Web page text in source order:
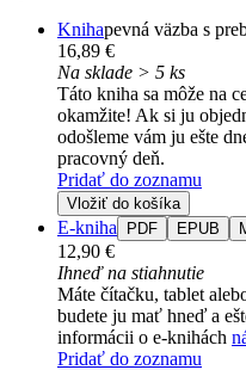
Knihapevná väzba s
16,89 €
Na sklade > 5 ks
Táto kniha sa môže na
okamžite! Ak si ju
odošleme vám ju ešte
pracovný deň.
Pridať do zoznamu
Vložiť do košíka
E-kniha PDF EPUB
12,90 €
Ihneď na stiahnutie
Máte čítačku, tablet
budete ju mať hneď a
informácii o e-knihách
Pridať do zoznamu